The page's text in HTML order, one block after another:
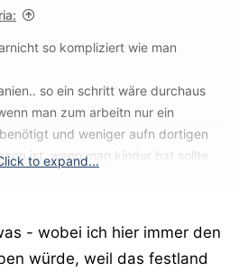
so kompliziert wie man
so ein schritt wäre durchaus
man zum arbeitn nur ein
und weniger aufn dortigen
ist. wenn man kinder hat sollte
eher nicht drauf einlassn bzw.
finanziell ausm schneider ist
to expand...
- wobei ich hier immer den
würde, weil das festland